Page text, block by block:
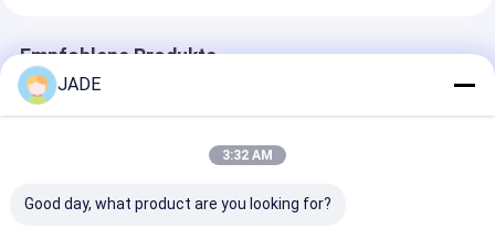
Empfohlene Produkte
JADE
3:32 AM
Good day, what product are you looking for?